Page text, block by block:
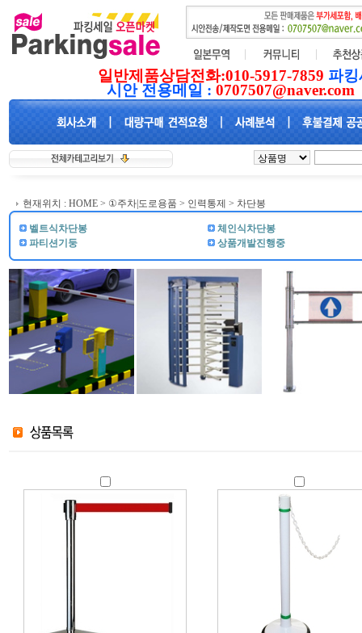
일반제품상담전화:010-5917-7859 파
시안 전용메일 : 0707507@naver.com
현재위치 : HOME> ①주차|도로용품 > 인력통제 > 차단봉
벨트식차단봉
체인식차단봉
파티션기둥
상품개발진행중